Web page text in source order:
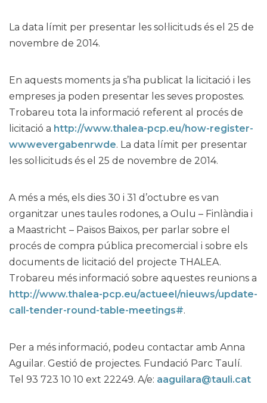
La data límit per presentar les sol·licituds és el 25 de
novembre de 2014.
En aquests moments ja s’ha publicat la licitació i les
empreses ja poden presentar les seves propostes.
Trobareu tota la informació referent al procés de
licitació a http://www.thalea-pcp.eu/how-register-
wwwevergabenrwde. La data límit per presentar
les sol·licituds és el 25 de novembre de 2014.
A més a més, els dies 30 i 31 d’octubre es van
organitzar unes taules rodones, a Oulu – Finlàndia i
a Maastricht – Països Baixos, per parlar sobre el
procés de compra pública precomercial i sobre els
documents de licitació del projecte THALEA.
Trobareu més informació sobre aquestes reunions a
http://www.thalea-pcp.eu/actueel/nieuws/update-
call-tender-round-table-meetings#.
Per a més informació, podeu contactar amb Anna
Aguilar. Gestió de projectes. Fundació Parc Taulí.
Tel 93 723 10 10 ext 22249. A/e: aaguilara@tauli.cat